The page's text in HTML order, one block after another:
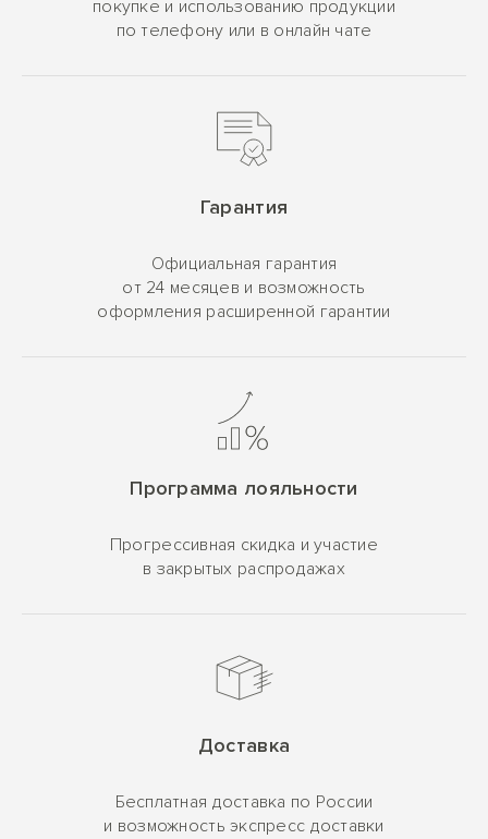
покупке и использованию продукции
по телефону или в онлайн чате
Гарантия
Официальная гарантия
от 24 месяцев и возможность
оформления расширенной гарантии
Программа лояльности
Прогрессивная скидка и участие
в закрытых распродажах
Доставка
Бесплатная доставка по России
и возможность экспресс доставки